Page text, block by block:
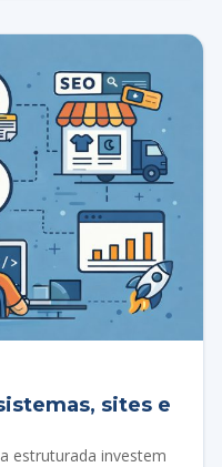
sites e
estruturada investem